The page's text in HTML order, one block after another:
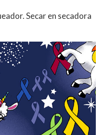
Secar en secadora